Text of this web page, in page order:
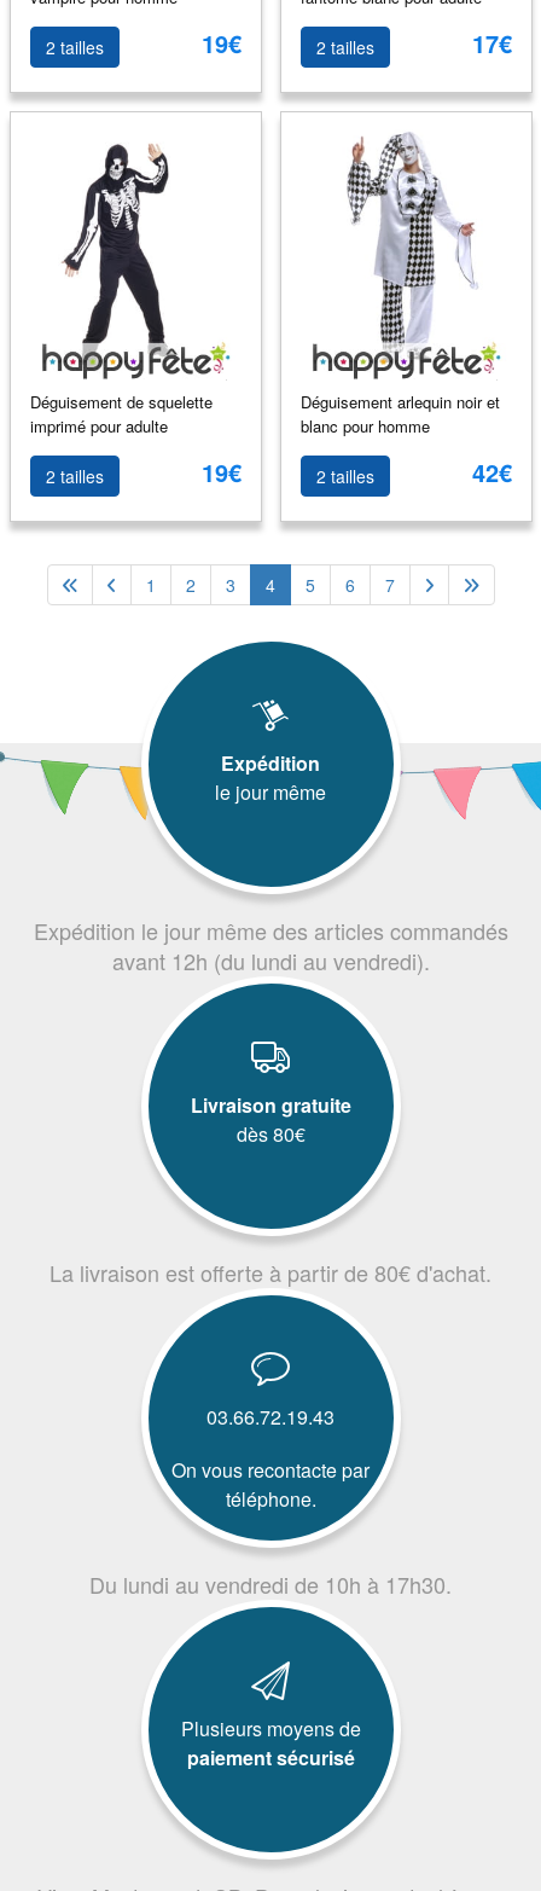
2 tailles 19€ 2 tailles 17€
Déguisement de squelette
imprimé pour adulte
2 tailles 19€
Déguisement arlequin noir et
blanc pour homme
2 tailles 42€
1 2 3 4 5 6 7
Expédition
le jour même
Expédition le jour même des articles commandés
avant 12h (du lundi au vendredi).
Livraison gratuite
dès 80€
La livraison est offerte à partir de 80€ d'achat.
03.66.72.19.43
On vous recontacte par
téléphone.
Du lundi au vendredi de 10h à 17h30.
Plusieurs moyens de
paiement sécurisé